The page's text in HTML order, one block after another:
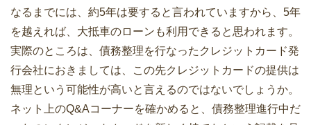
なるまでには、約5年は要すると言われていますから、5年
を越えれば、大抵車のローンも利用できると思われます。
実際のところは、債務整理を行なったクレジットカード発
行会社におきましては、この先クレジットカードの提供は
無理という可能性が高いと言えるのではないでしょうか。
ネット上のQ&Aコーナーを確かめると、債務整理進行中だ